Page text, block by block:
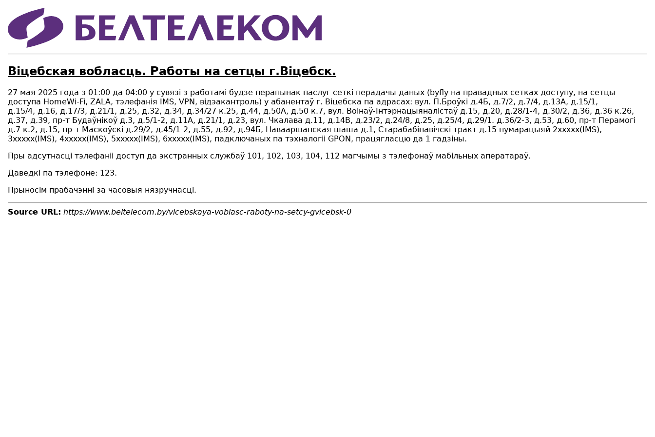
Віцебская вобласць. Работы на сетцы г.Віцебск.
27 мая 2025 года з 01:00 да 04:00 у сувязі з работамі будзе перапынак паслуг сеткі перадачы даных (byfly на правадных сетках доступу, на сетцы
доступа HomeWi-Fi, ZALA, тэлефанiя IMS, VPN, відэакантроль) у абанентаў г. Віцебска па адрасах: вул. П.Броўкі д.4Б, д.7/2, д.7/4, д.13А, д.15/1,
д.15/4, д.16, д.17/3, д.21/1, д.25, д.32, д.34, д.34/27 к.25, д.44, д.50А, д.50 к.7, вул. Воінаў-Інтэрнацыяналістаў д.15, д.20, д.28/1-4, д.30/2, д.36, д.36 к.26,
д.37, д.39, пр-т Будаўнікоў д.3, д.5/1-2, д.11А, д.21/1, д.23, вул. Чкалава д.11, д.14В, д.23/2, д.24/8, д.25, д.25/4, д.29/1. д.36/2-3, д.53, д.60, пр-т Перамогі
д.7 к.2, д.15, пр-т Маскоўскі д.29/2, д.45/1-2, д.55, д.92, д.94Б, Навааршанская шаша д.1, Старабабінавічскі тракт д.15 нумарацыяй 2ххххх(IMS),
3ххххх(IMS), 4ххххх(IMS), 5ххххх(IMS), 6ххххх(IMS), падключаных па тэхналогіі GPON, працягласцю да 1 гадзіны.
Пры адсутнасці тэлефаніі доступ да экстранных службаў 101, 102, 103, 104, 112 магчымы з тэлефонаў мабільных аператараў.
Даведкі па тэлефоне: 123.
Прыносім прабачэнні за часовыя нязручнасці.
Source URL: https://www.beltelecom.by/vicebskaya-voblasc-raboty-na-setcy-gvicebsk-0